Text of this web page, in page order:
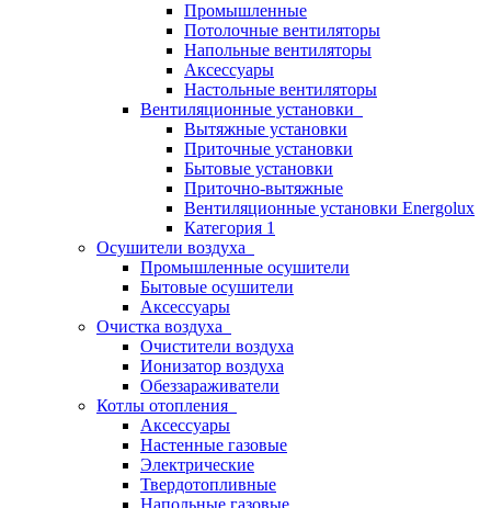
Промышленные
Потолочные вентиляторы
Напольные вентиляторы
Аксессуары
Настольные вентиляторы
Вентиляционные установки
Вытяжные установки
Приточные установки
Бытовые установки
Приточно-вытяжные
Вентиляционные установки Energolux
Категория 1
Осушители воздуха
Промышленные осушители
Бытовые осушители
Аксессуары
Очистка воздуха
Очистители воздуха
Ионизатор воздуха
Обеззараживатели
Котлы отопления
Аксессуары
Настенные газовые
Электрические
Твердотопливные
Напольные газовые